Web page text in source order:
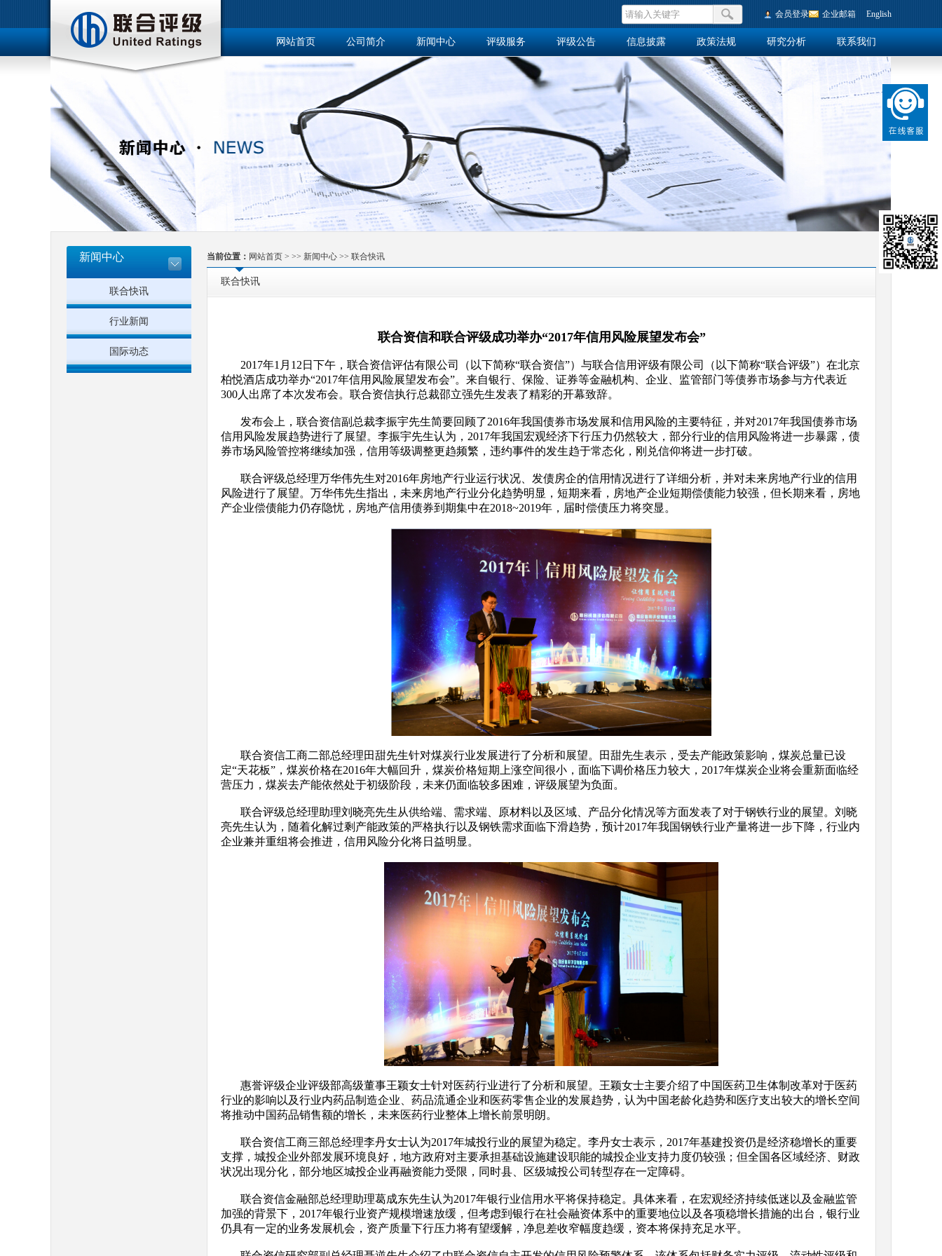
会员登录 企业邮箱 English
网站首页 公司简介 新闻中心 评级服务 评级公告 信息披露 政策法规 研究分析 联系我们
博士后工作站
新闻中心
联合快讯
行业新闻
国际动态
当前位置： 网站首页 > >> 新闻中心 >> 联合快讯
联合快讯
联合资信和联合评级成功举办“2017年信用风险展望发布会”
2017年1月12日下午，联合资信评估有限公司（以下简称“联合资信”）与联合信用评级有限公司（以下简称“联合评级”）在北京
柏悦酒店成功举办“2017年信用风险展望发布会”。来自银行、保险、证券等金融机构、企业、监管部门等债券市场参与方代表近
300人出席了本次发布会。联合资信执行总裁邵立强先生发表了精彩的开幕致辞。
发布会上，联合资信副总裁李振宇先生简要回顾了2016年我国债券市场发展和信用风险的主要特征，并对2017年我国债券市场
信用风险发展趋势进行了展望。李振宇先生认为，2017年我国宏观经济下行压力仍然较大，部分行业的信用风险将进一步暴露，债
券市场风险管控将继续加强，信用等级调整更趋频繁，违约事件的发生趋于常态化，刚兑信仰将进一步打破。
联合评级总经理万华伟先生对2016年房地产行业运行状况、发债房企的信用情况进行了详细分析，并对未来房地产行业的信用
风险进行了展望。万华伟先生指出，未来房地产行业分化趋势明显，短期来看，房地产企业短期偿债能力较强，但长期来看，房地
产企业偿债能力仍存隐忧，房地产信用债券到期集中在2018~2019年，届时偿债压力将突显。
联合资信工商二部总经理田甜先生针对煤炭行业发展进行了分析和展望。田甜先生表示，受去产能政策影响，煤炭总量已设
定“天花板”，煤炭价格在2016年大幅回升，煤炭价格短期上涨空间很小，面临下调价格压力较大，2017年煤炭企业将会重新面临经
营压力，煤炭去产能依然处于初级阶段，未来仍面临较多困难，评级展望为负面。
联合评级总经理助理刘晓亮先生从供给端、需求端、原材料以及区域、产品分化情况等方面发表了对于钢铁行业的展望。刘晓
亮先生认为，随着化解过剩产能政策的严格执行以及钢铁需求面临下滑趋势，预计2017年我国钢铁行业产量将进一步下降，行业内
企业兼并重组将会推进，信用风险分化将日益明显。
惠誉评级企业评级部高级董事王颖女士针对医药行业进行了分析和展望。王颖女士主要介绍了中国医药卫生体制改革对于医药
行业的影响以及行业内药品制造企业、药品流通企业和医药零售企业的发展趋势，认为中国老龄化趋势和医疗支出较大的增长空间
将推动中国药品销售额的增长，未来医药行业整体上增长前景明朗。
联合资信工商三部总经理李丹女士认为2017年城投行业的展望为稳定。李丹女士表示，2017年基建投资仍是经济稳增长的重要
支撑，城投企业外部发展环境良好，地方政府对主要承担基础设施建设职能的城投企业支持力度仍较强；但全国各区域经济、财政
状况出现分化，部分地区城投企业再融资能力受限，同时县、区级城投公司转型存在一定障碍。
联合资信金融部总经理助理葛成东先生认为2017年银行业信用水平将保持稳定。具体来看，在宏观经济持续低迷以及金融监管
加强的背景下，2017年银行业资产规模增速放缓，但考虑到银行在社会融资体系中的重要地位以及各项稳增长措施的出台，银行业
仍具有一定的业务发展机会，资产质量下行压力将有望缓解，净息差收窄幅度趋缓，资本将保持充足水平。